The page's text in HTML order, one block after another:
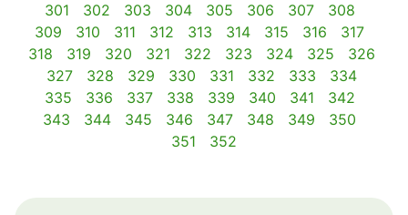
301
302 303 304 305 306 307
308
309
310 311 312 313 314 315 316
317
318
319 320 321 322 323 324 325
326
327
328 329 330 331 332 333
334
335
336 337 338 339 340 341
342
343
344 345 346 347 348 349
350
351
352